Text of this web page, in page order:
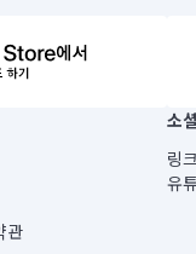
관
소셜
링
유